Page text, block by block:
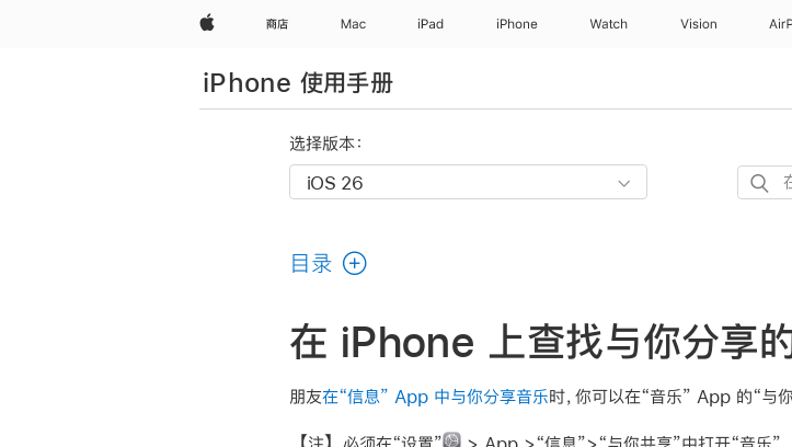
Apple 商店 Mac iPad iPhone Watch Vision
iPhone 使用手册
选择版本：
在
中
搜
目录
在 iPhone 上查找与你分享
朋友在“信息” App 中与你分享音乐时，你可以在“音乐” App 的“与